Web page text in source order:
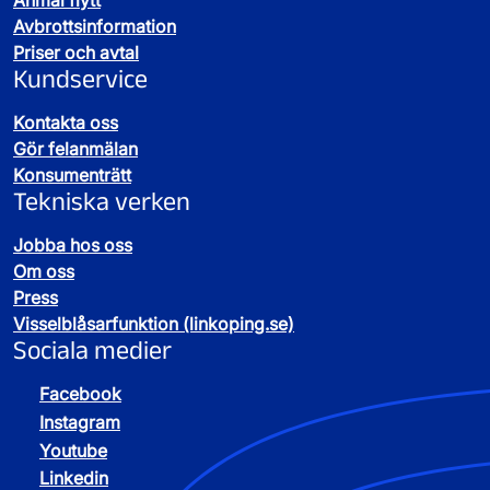
Avgifter för större mängder avfall
Avfall till återvinning
Avfallstyp
Brännbart
Elektronik övrigt
Trä, behandlat
Trä, obehandlat (ej förädlat) 105 kr/ton
Exempel på avfall du lämnar gratis:
Avbrottsinformation
Priser och avtal
Kundservice
Kontakta oss
Gör felanmälan
Konsumenträtt
Tekniska verken
Jobba hos oss
Om oss
Press
Visselblåsarfunktion (linkoping.se)
Sociala medier
Facebook
Instagram
Youtube
Linkedin